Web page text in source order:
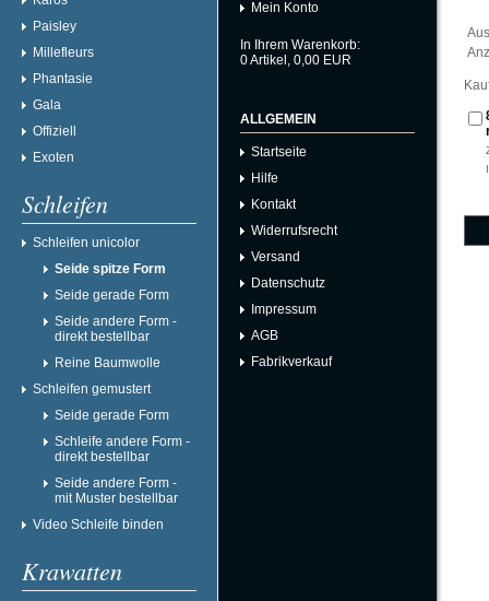
Paisley
Millefleurs
Phantasie
Gala
Offiziell
Exoten
Schleifen
Schleifen unicolor
Seide spitze Form
Seide gerade Form
Seide andere Form -
direkt bestellbar
Reine Baumwolle
Schleifen gemustert
Seide gerade Form
Schleife andere Form -
direkt bestellbar
Seide andere Form -
mit Muster bestellbar
Video Schleife binden
Krawatten
Mein Konto
In Ihrem Warenkorb:
0Artikel, 0,00 EUR
ALLGEMEIN
Startseite
Hilfe
Kontakt
Widerrufsrecht
Versand
Datenschutz
Impressum
AGB
Fabrikverkauf